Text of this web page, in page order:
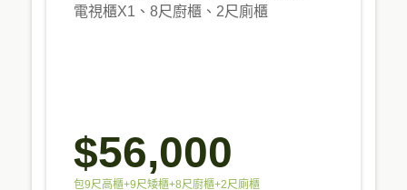
電視櫃X1、8尺廚櫃、2尺廁櫃
$56,000
包9尺高櫃+9尺矮櫃+8尺廚櫃+2尺廁櫃